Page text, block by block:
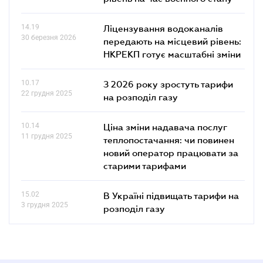
14.19
30 березня 2026
Ліцензування водоканалів
передають на місцевий рівень:
НКРЕКП готує масштабні зміни
10.17
22 грудня 2025
З 2026 року зростуть тарифи
на розподіл газу
10.14
11 грудня 2025
Ціна зміни надавача послуг
теплопостачання: чи повинен
новий оператор працювати за
старими тарифами
15.02
3 грудня 2025
В Україні підвищать тарифи на
розподіл газу